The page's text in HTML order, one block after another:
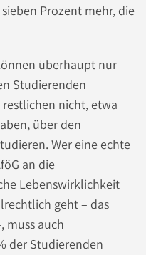
Prozent mehr, die
überhaupt nur
Studierenden
nicht, etwa
über den
Wer eine echte
an die
Lebenswirklichkeit
geht – das
muss auch
der Studierenden